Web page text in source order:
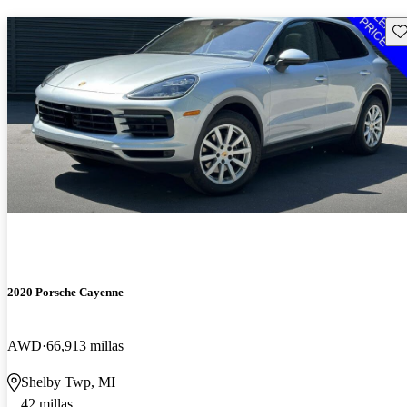
2020 Porsche Cayenne
AWD 66,913 millas
Shelby Twp, MI